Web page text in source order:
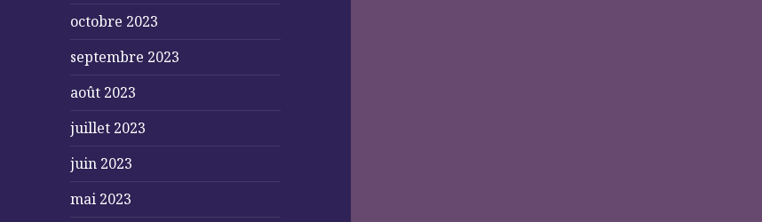
octobre 2023
septembre 2023
août 2023
juillet 2023
juin 2023
mai 2023